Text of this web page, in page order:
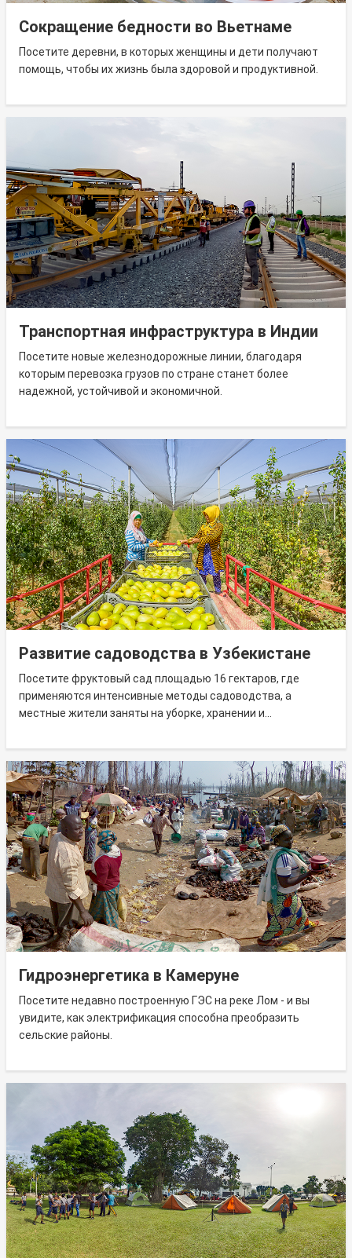
Сокращение бедности во Вьетнаме
Посетите деревни, в которых женщины и дети получают
помощь, чтобы их жизнь была здоровой и продуктивной.
Транспортная инфраструктура в Индии
Посетите новые железнодорожные линии, благодаря
которым перевозка грузов по стране станет более
надежной, устойчивой и экономичной.
Развитие садоводства в Узбекистане
Посетите фруктовый сад площадью 16 гектаров, где
применяются интенсивные методы садоводства, а
местные жители заняты на уборке, хранении и...
Гидроэнергетика в Камеруне
Посетите недавно построенную ГЭС на реке Лом - и вы
увидите, как электрификация способна преобразить
сельские районы.